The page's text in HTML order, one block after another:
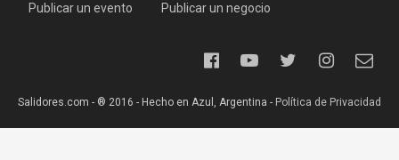
Publicar un evento Publicar un negocio
Salidores.com - ® 2016 - Hecho en Azul, Argentina - Política de Privacidad